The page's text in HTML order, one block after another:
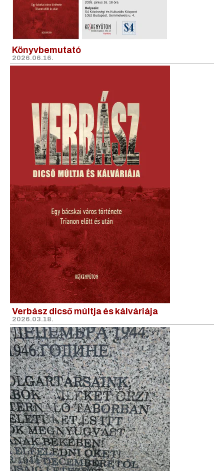
Könyvbemutató
2026.06.16.
Verbász dicső múltja és kálváriája
2026.03.18.